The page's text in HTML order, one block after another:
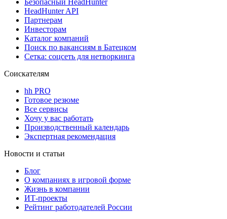
Безопасный HeadHunter
HeadHunter API
Партнерам
Инвесторам
Каталог компаний
Поиск по вакансиям в Батецком
Сетка: соцсеть для нетворкинга
Соискателям
hh PRO
Готовое резюме
Все сервисы
Хочу у вас работать
Производственный календарь
Экспертная рекомендация
Новости и статьи
Блог
О компаниях в игровой форме
Жизнь в компании
ИТ-проекты
Рейтинг работодателей России